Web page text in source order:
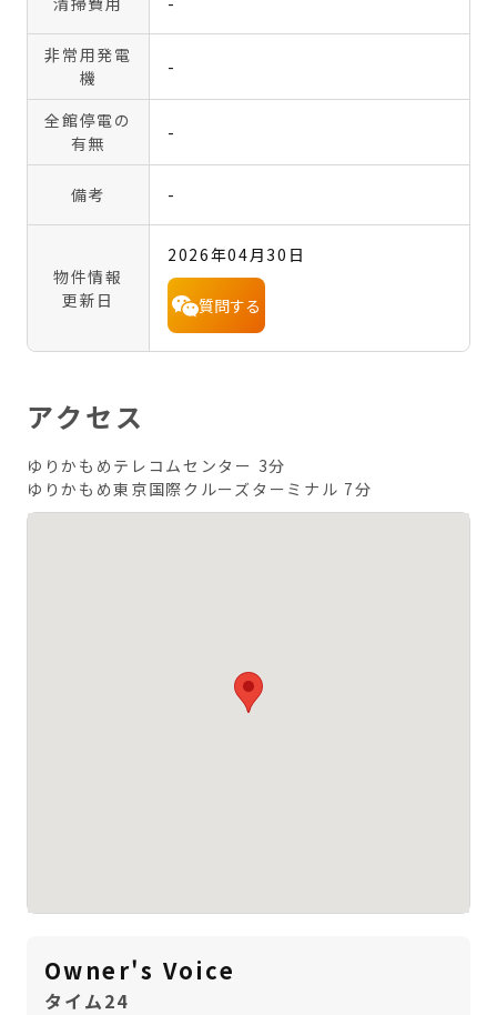
非常用発電
機
-
全館停電の
有無
-
備考 -
物件情報
更新日
2026年04月30日
質問する
アクセス
ゆりかもめテレコムセンター 3分
ゆりかもめ東京国際クルーズターミナル 7分
Owner's Voice
タイム24